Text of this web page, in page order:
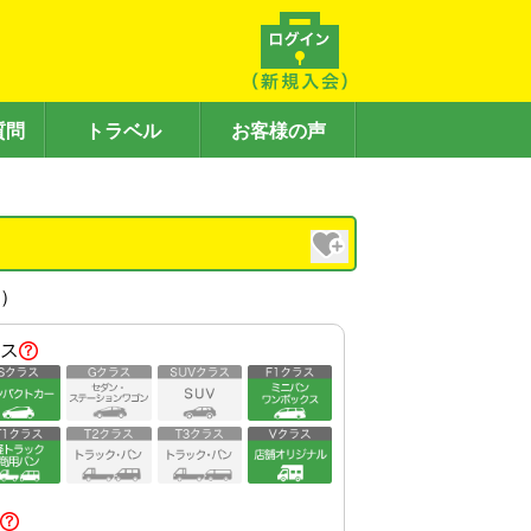
問 トラベル お客様の声